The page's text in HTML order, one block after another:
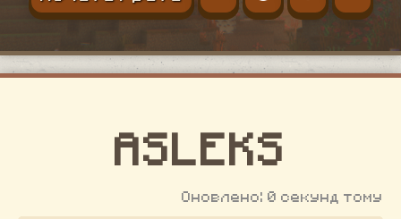
ASLEKS
Оновлено: 0 секунд тому